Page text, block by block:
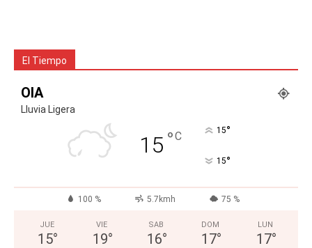
El Tiempo
OIA
Lluvia Ligera
15 °C 15°
15°
100 % 5.7kmh 75 %
JUE
15°
VIE
19°
SAB
16°
DOM
17°
LUN
17°